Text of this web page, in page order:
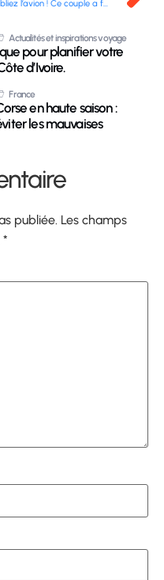
Oubliez l’avion ! Ce couple a fait le tour du monde en voiture et c’est incroyable…
Actualités et inspirations voyage
pour planifier votre
d’Ivoire.
France
en haute saison :
les mauvaises
publiée. Les champs
*